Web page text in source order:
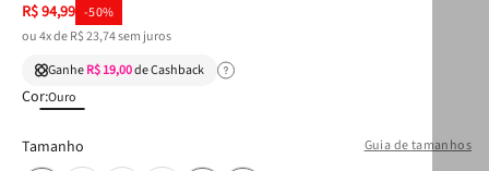
R$94,99 -50%
ou4x deR$23,74sem juros
GanheR$ 19,00de Cashback
Cor:Ouro
Guia de tamanhos
Tamanho